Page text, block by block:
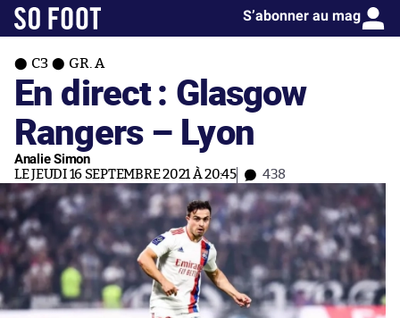
S’abonner au mag
C3 GR. A
En direct : Glasgow
Rangers – Lyon
Analie Simon
LE JEUDI 16 SEPTEMBRE 2021 À 20:45 438